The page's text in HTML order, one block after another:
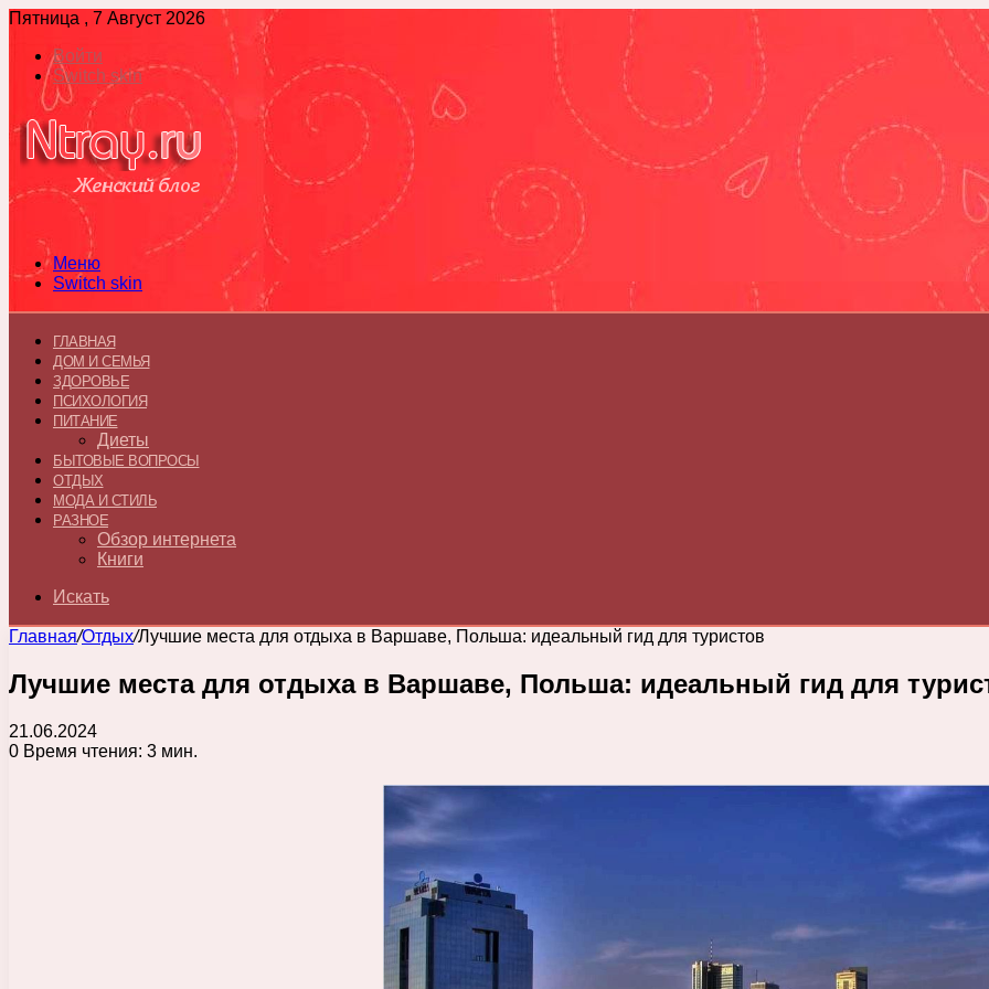
Пятница , 7 Август 2026
Войти
Switch skin
Меню
Switch skin
ГЛАВНАЯ
ДОМ И СЕМЬЯ
ЗДОРОВЬЕ
ПСИХОЛОГИЯ
ПИТАНИЕ
Диеты
БЫТОВЫЕ ВОПРОСЫ
ОТДЫХ
МОДА И СТИЛЬ
РАЗНОЕ
Обзор интернета
Книги
Искать
Главная/Отдых/Лучшие места для отдыха в Варшаве, Польша: идеальный гид для туристов
Лучшие места для отдыха в Варшаве, Польша: идеальный гид для
21.06.2024
0 Время чтения: 3 мин.